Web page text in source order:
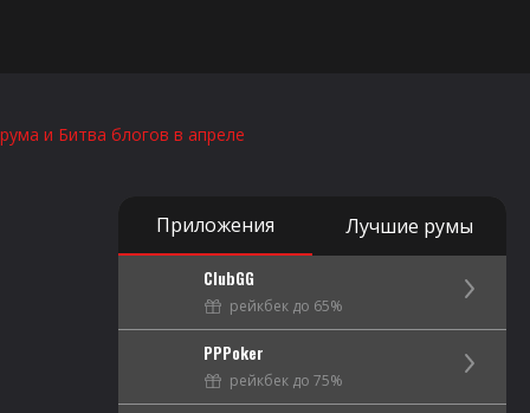
и Битва блогов в апреле
Приложения Лучшие румы
ClubGG
рейкбек до 65%
PPPoker
рейкбек до 75%